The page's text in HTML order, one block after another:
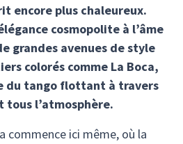
encore plus chaleureux.
cosmopolite à l’âme
grandes avenues de style
colorés comme La Boca,
du tango flottant à travers
tous l’atmosphère.
commence ici même, où la